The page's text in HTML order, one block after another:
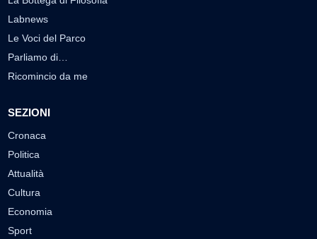
Labnews
Le Voci del Parco
Parliamo di…
Ricomincio da me
SEZIONI
Cronaca
Politica
Attualità
Cultura
Economia
Sport